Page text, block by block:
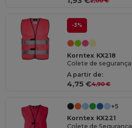
-3%
Korntex KX218
Colete de segurança
A partir de:
4,75 €4,90 €
+5
Korntex KX221